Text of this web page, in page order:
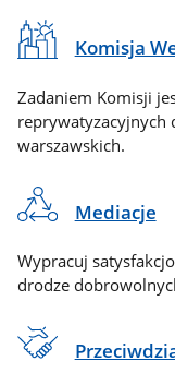
Komisja
Zadaniem Komisji
reprywatyzacyjnych
warszawskich.
Mediacje
Wypracuj
drodze